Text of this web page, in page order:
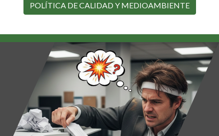
POLÍTICA DE CALIDAD Y MEDIOAMBIENTE